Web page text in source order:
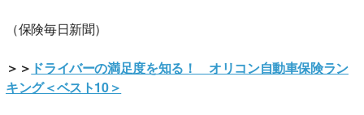
（保険毎日新聞）
＞＞ ドライバーの満足度を知る！ オリコン自動車保険ラン
キング＜ベスト10＞